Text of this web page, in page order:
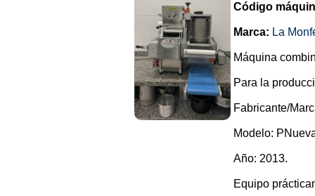
Código
Marca: La
Máquina
Para la
Fabricante/
Modelo:
Año: 2013.
Equipo